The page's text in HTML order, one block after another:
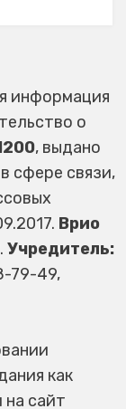
информация
о
, выдано
сфере связи,
Врио
Учредитель:
79-49,
как
на сайт